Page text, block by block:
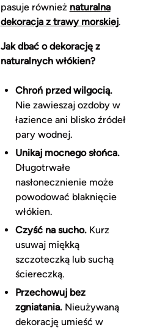
pasuje również naturalna
dekoracja z trawy morskiej.
Jak dbać o dekorację z
naturalnych włókien?
Chroń przed wilgocią.
Nie zawieszaj ozdoby w
łazience ani blisko źródeł
pary wodnej.
Unikaj mocnego słońca.
Długotrwałe
nasłonecznienie może
powodować blaknięcie
włókien.
Czyść na sucho.Kurz
usuwaj miękką
szczoteczką lub suchą
ściereczką.
Przechowuj bez
zgniatania.Nieużywaną
dekorację umieść w